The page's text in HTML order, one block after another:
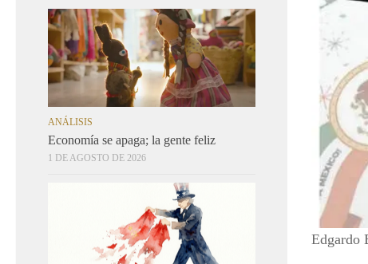
Edgardo
ANÁLISIS
Economía se apaga; la gente feliz
1 DE AGOSTO DE 2026